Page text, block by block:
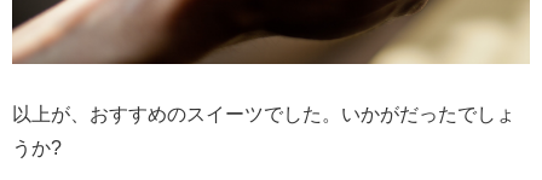
以上が、おすすめのスイーツでした。いかがだったでしょ
うか?